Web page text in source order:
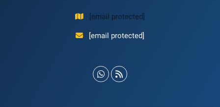
[email protected]
[email protected]